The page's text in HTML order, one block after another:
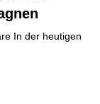
In der heutigen